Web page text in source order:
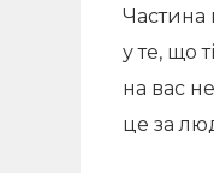
Частина
у те, що
на вас
це за